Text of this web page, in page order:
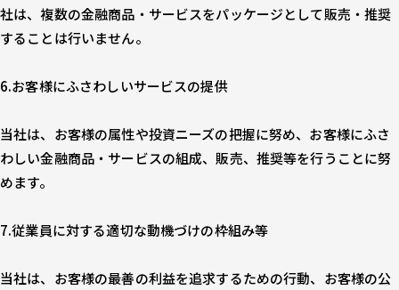
社は、複数の金融商品・サービスをパッケージとして販売・推奨
することは行いません。
6.お客様にふさわしいサービスの提供
当社は、お客様の属性や投資ニーズの把握に努め、お客様にふさ
わしい金融商品・サービスの組成、販売、推奨等を行うことに努
めます。
7.従業員に対する適切な動機づけの枠組み等
当社は、お客様の最善の利益を追求するための行動、お客様の公